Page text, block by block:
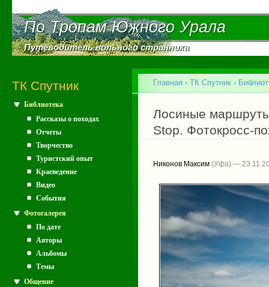
По Тропам Южного Урала
По Тропам Южного Урала
Путеводитель вольного странника
Путеводитель вольного странника
ТК Спутник
Библиотека
Рассказы о походах
Отчеты
Творчество
Туристский опыт
Краеведение
Видео
События
Фотогалерея
По дате
Авторы
Альбомы
Темы
Общение
Вы здесь
Главная › ТК Спутник ›
Лосиные
Stop. Фотокросс-
Никонов Максим (Уфа) —